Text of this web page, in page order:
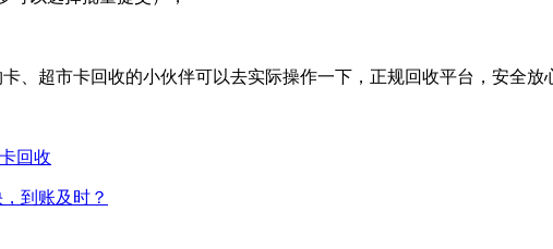
、超市卡回收的小伙伴可以去实际操作一下，正规回收平台，安全放
回收
到账及时？